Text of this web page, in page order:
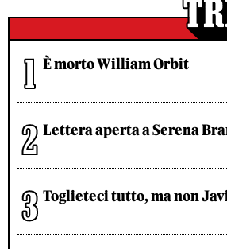
È morto William Orbit
Lettera aperta a Serena
Toglieteci tutto, ma non